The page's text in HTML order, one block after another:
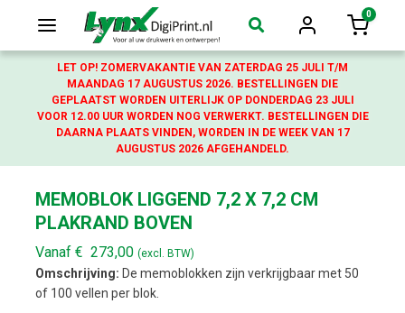
Login
0
LET OP! ZOMERVAKANTIE VAN ZATERDAG 25 JULI T/M
MAANDAG 17 AUGUSTUS 2026. BESTELLINGEN DIE
GEPLAATST WORDEN UITERLIJK OP DONDERDAG 23 JULI
VOOR 12.00 UUR WORDEN NOG VERWERKT. BESTELLINGEN DIE
DAARNA PLAATS VINDEN, WORDEN IN DE WEEK VAN 17
AUGUSTUS 2026 AFGEHANDELD.
MEMOBLOK LIGGEND 7,2 X 7,2 CM
PLAKRAND BOVEN
Vanaf € 273,00 (excl. BTW)
Omschrijving: De memoblokken zijn verkrijgbaar met 50
of 100 vellen per blok.